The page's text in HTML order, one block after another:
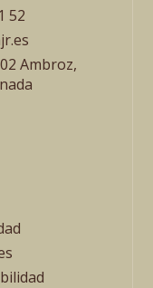
52
Ambroz,